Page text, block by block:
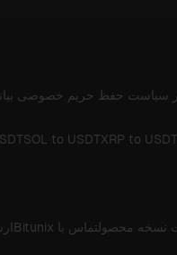
سیاست حفظ حریم خصوصی
SOL to USDTXRP to USDT
نسخه محصولتماس با Bitunix